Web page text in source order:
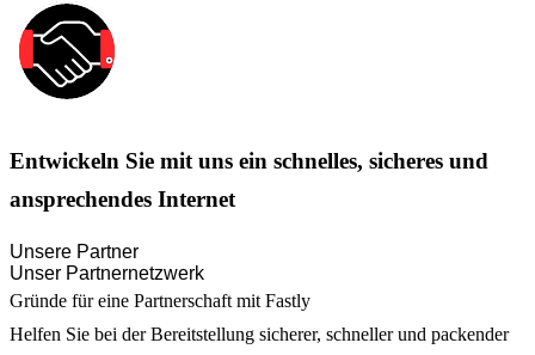
Entwickeln Sie mit uns ein schnelles, sicheres und
ansprechendes Internet
Unsere Partner
Unser Partnernetzwerk
Gründe für eine Partnerschaft mit Fastly
Helfen Sie bei der Bereitstellung sicherer, schneller und packender